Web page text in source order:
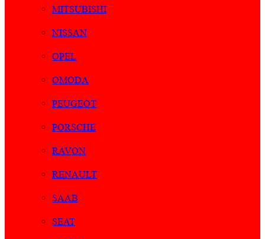
MITSUBISHI
NISSAN
OPEL
OMODA
PEUGEOT
PORSCHE
RAVON
RENAULT
SAAB
SEAT